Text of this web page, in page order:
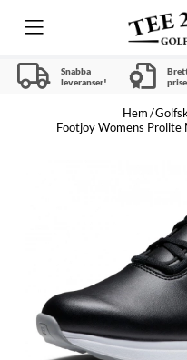
Snabba
leveranser!
Hem
Footjoy Womens